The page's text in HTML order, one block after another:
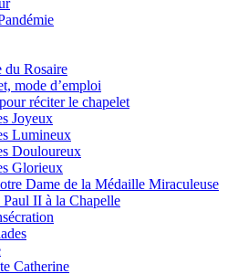
du Rosaire
mode d’emploi
réciter le chapelet
Joyeux
Lumineux
Douloureux
Glorieux
Dame de la Médaille Miraculeuse
Paul II à la Chapelle
Catherine